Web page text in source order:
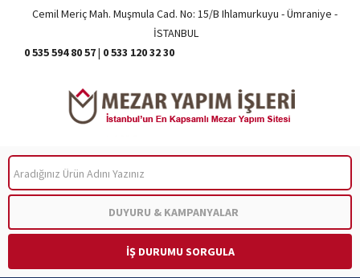
Cemil Meriç Mah. Muşmula Cad. No: 15/B Ihlamurkuyu - Ümraniye -
İSTANBUL
0 535 594 80 57| 0 533 120 32 30
DUYURU & KAMPANYALAR
İŞ DURUMU SORGULA